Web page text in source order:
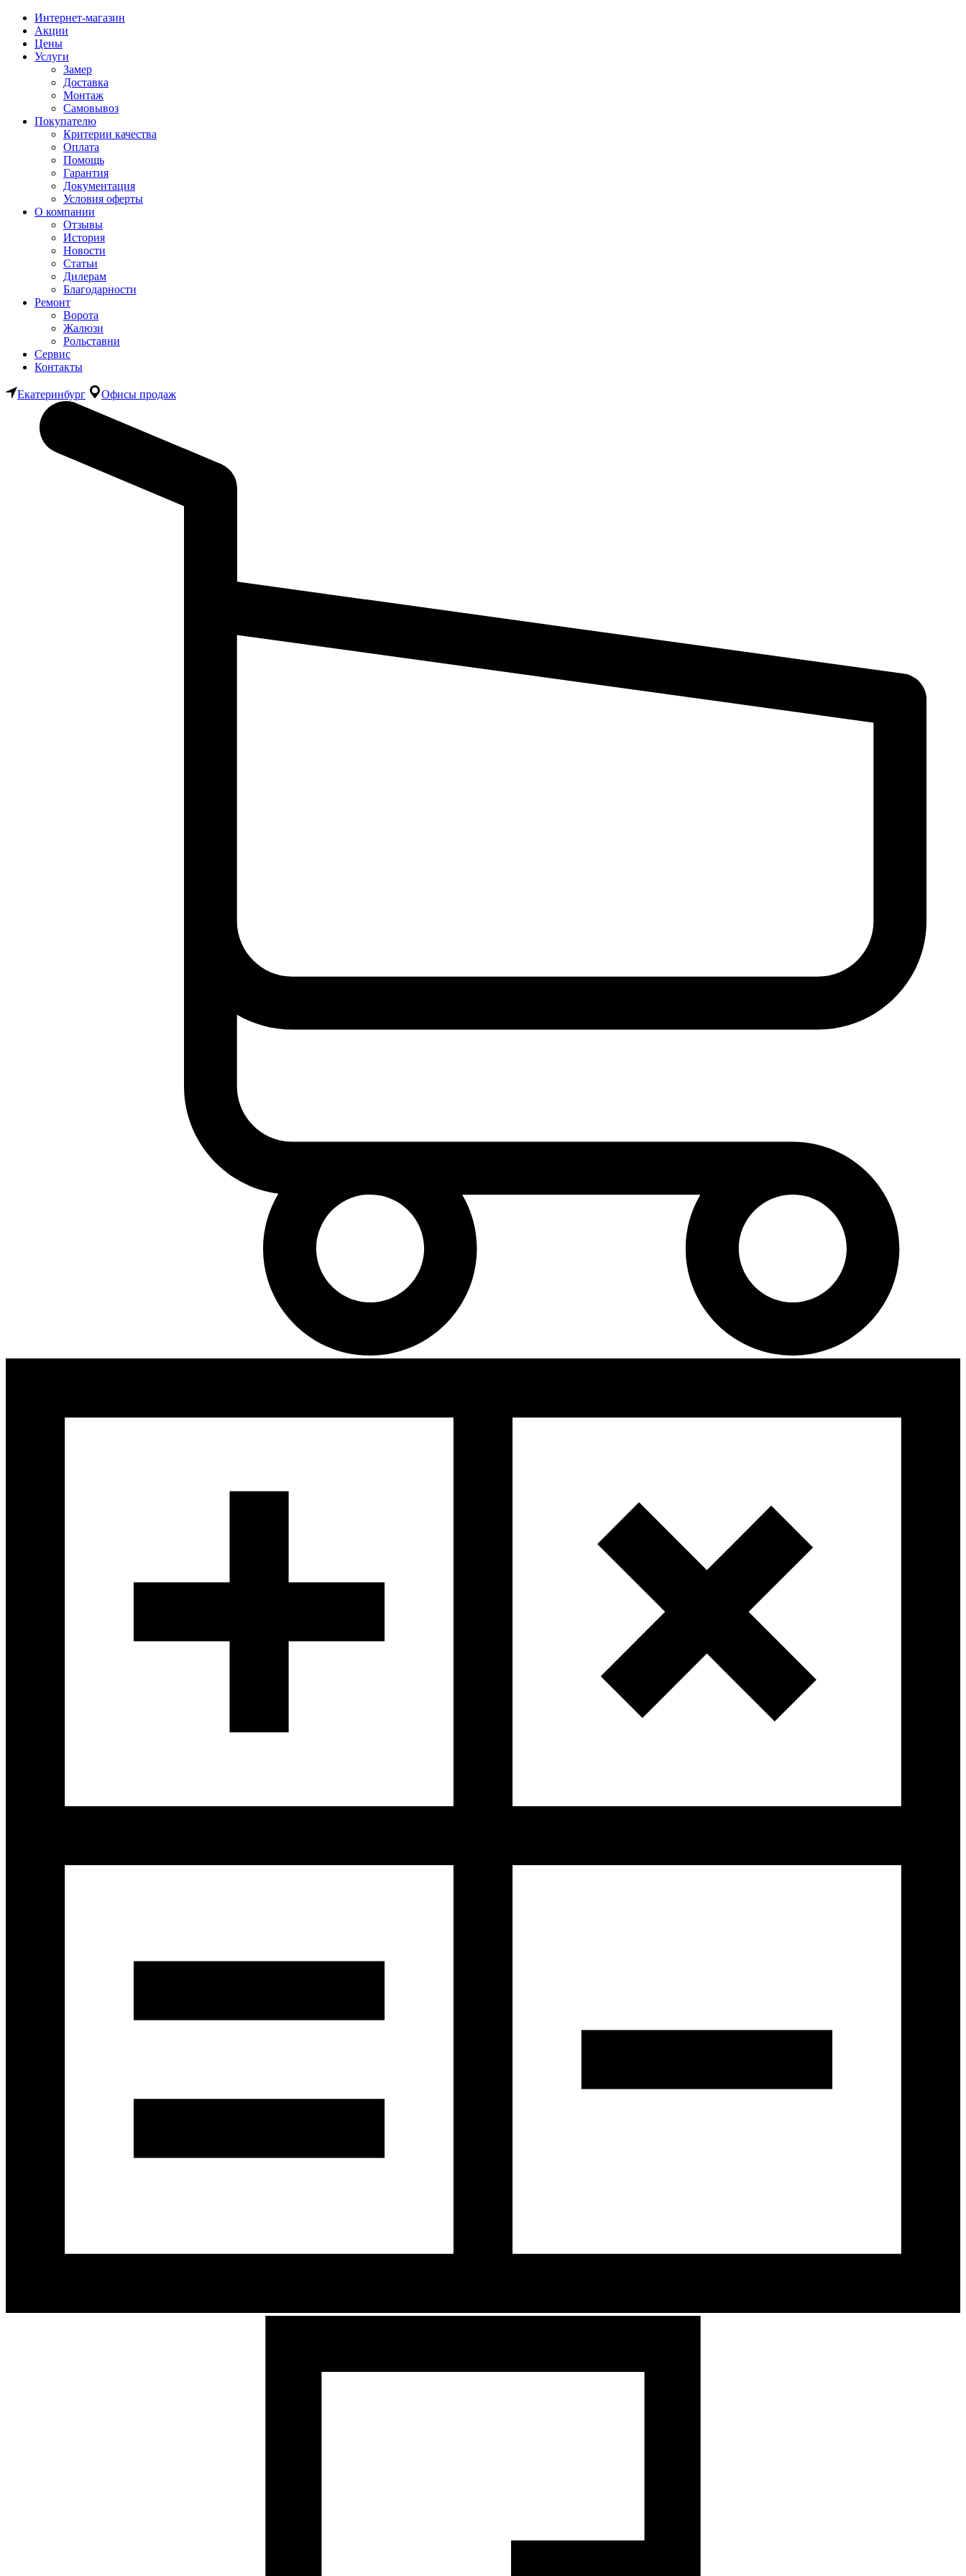
Интернет-магазин
Акции
Цены
Услуги
Замер
Доставка
Монтаж
Самовывоз
Покупателю
Критерии качества
Оплата
Помощь
Гарантия
Документация
Условия оферты
О компании
Отзывы
История
Новости
Статьи
Дилерам
Благодарности
Ремонт
Ворота
Жалюзи
Рольставни
Сервис
Контакты
Екатеринбург Офисы продаж